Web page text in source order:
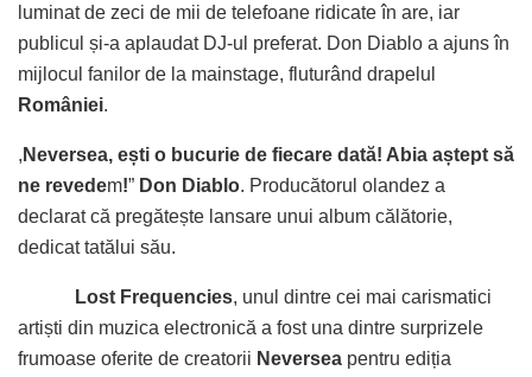
luminat de zeci de mii de telefoane ridicate în are, iar
publicul și-a aplaudat DJ-ul preferat. Don Diablo a ajuns în
mijlocul fanilor de la mainstage, fluturând drapelul
României.
, Neversea, ești o bucurie de fiecare dată! Abia aștept să
ne revedem!” Don Diablo. Producătorul olandez a
declarat că pregătește lansare unui album călătorie,
dedicat tatălui său.
Lost Frequencies, unul dintre cei mai carismatici
artiști din muzica electronică a fost una dintre surprizele
frumoase oferite de creatorii Neversea pentru ediția